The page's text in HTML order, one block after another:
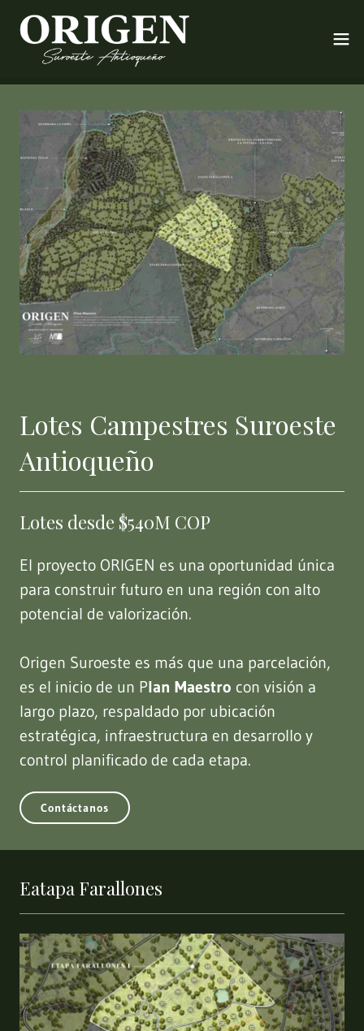
Lotes Campestres Suroeste
Antioqueño
Lotes desde $540M COP
El proyecto ORIGEN es una oportunidad única
para construir futuro en una región con alto
potencial de valorización.
Origen Suroeste es más que una parcelación,
es el inicio de un Plan Maestro con visión a
largo plazo, respaldado por ubicación
estratégica, infraestructura en desarrollo y
control planificado de cada etapa.
Contáctanos
Eatapa Farallones